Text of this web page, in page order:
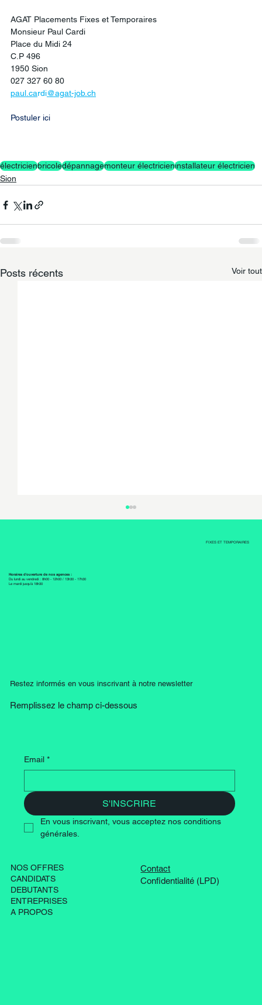
AGAT Placements Fixes et Temporaires
Monsieur Paul Cardi
Place du Midi 24
C.P 496
1950 Sion
027 327 60 80
paul.cardi@agat-job.ch
Postuler ici
électricienbricoledépannagemonteur électricieninstallateur électricien
Sion
Posts récents Voir tout
Carreleur à 100%
FIXES ET TEMPORAIRES
Restez informés en vous inscrivant à notre newsletter
Remplissez le champ ci-dessous
Email *
S'INSCRIRE
En vous inscrivant, vous acceptez nos conditions
générales.
Horaires d'ouverture de nos agences :
Du lundi au vendredi : 8h00 - 12h00 / 13h30 - 17h30
Le mardi jusqu'à 18h30
NOS OFFRES
CANDIDATS
DEBUTANTS
ENTREPRISES
A PROPOS
Contact
Confidentialité (LPD)